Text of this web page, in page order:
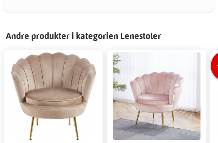
Andre produkter i kategorien Lenestoler